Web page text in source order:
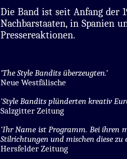
Die Band ist seit Anfang der
Nachbarstaaten, in Spanien
Pressereaktionen.
‘The Style Bandits überzeugten.’
Neue Westfälische
‘Style Bandits plünderten kreativ
Salzgitter Zeitung
‘Ihr Name ist Programm. Bei ihren
Stilrichtungen und mischen diese zu
Hersfelder Zeitung